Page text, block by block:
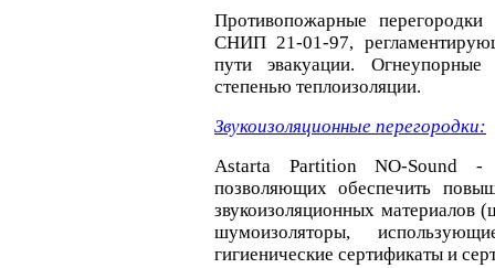
Противопожарные перегородки
СНИП 21-01-97,
пути эвакуации.
степенью теплоизоляции.
Звукоизоляционные перегородки:
Astarta Partition NO-Sound -
позволяющих обеспечить
звукоизоляционных материалов
шумоизоляторы,
гигиенические сертификаты и